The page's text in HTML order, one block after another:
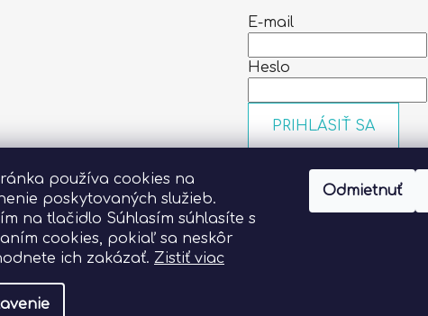
používa cookies na
poskytovaných služieb.
na tlačidlo Súhlasím súhlasíte s
cookies, pokiaľ sa neskôr
ich zakázať. Zistiť viac
Odmietnuť
Sledovať na Instagrame
E-mail
Heslo
PRIHLÁSIŤ SA